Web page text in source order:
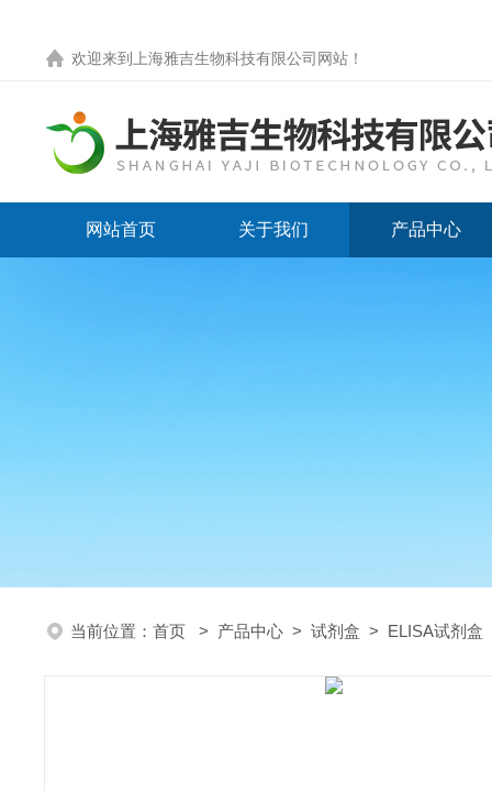
欢迎来到 上海雅吉生物科技有限公司网站 ！
网站首页 关于我们 产品中心
当前位置： 首页 > 产品中心 > 试剂盒 > ELISA试剂盒